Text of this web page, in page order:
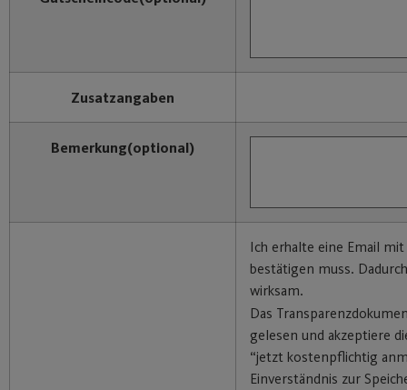
Zusatzangaben
Bemerkung(optional)
Ich erhalte eine Email
bestätigen muss.
wirksam.
Das
gelesen und akzeptiere
“jetzt kostenpflichtig
Einverständnis zur